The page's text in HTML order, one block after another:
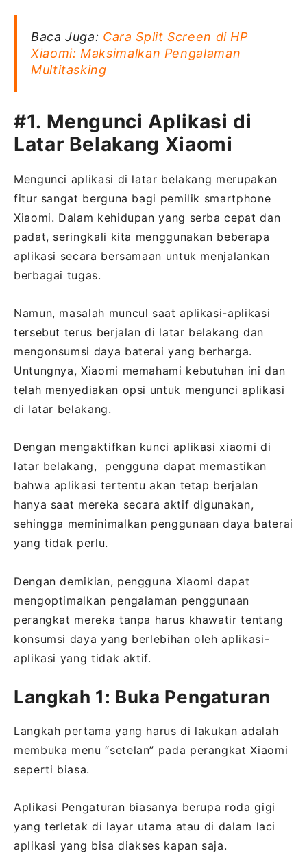
Baca Juga: Cara Split Screen di HP
Xiaomi: Maksimalkan Pengalaman
Multitasking
#1. Mengunci Aplikasi di
Latar Belakang Xiaomi
Mengunci aplikasi di latar belakang merupakan
fitur sangat berguna bagi pemilik smartphone
Xiaomi. Dalam kehidupan yang serba cepat dan
padat, seringkali kita menggunakan beberapa
aplikasi secara bersamaan untuk menjalankan
berbagai tugas.
Namun, masalah muncul saat aplikasi-aplikasi
tersebut terus berjalan di latar belakang dan
mengonsumsi daya baterai yang berharga.
Untungnya, Xiaomi memahami kebutuhan ini dan
telah menyediakan opsi untuk mengunci aplikasi
di latar belakang.
Dengan mengaktifkan kunci aplikasi xiaomi di
latar belakang, pengguna dapat memastikan
bahwa aplikasi tertentu akan tetap berjalan
hanya saat mereka secara aktif digunakan,
sehingga meminimalkan penggunaan daya baterai
yang tidak perlu.
Dengan demikian, pengguna Xiaomi dapat
mengoptimalkan pengalaman penggunaan
perangkat mereka tanpa harus khawatir tentang
konsumsi daya yang berlebihan oleh aplikasi-
aplikasi yang tidak aktif.
Langkah 1: Buka Pengaturan
Langkah pertama yang harus di lakukan adalah
membuka menu “setelan” pada perangkat Xiaomi
seperti biasa.
Aplikasi Pengaturan biasanya berupa roda gigi
yang terletak di layar utama atau di dalam laci
aplikasi yang bisa diakses kapan saja.